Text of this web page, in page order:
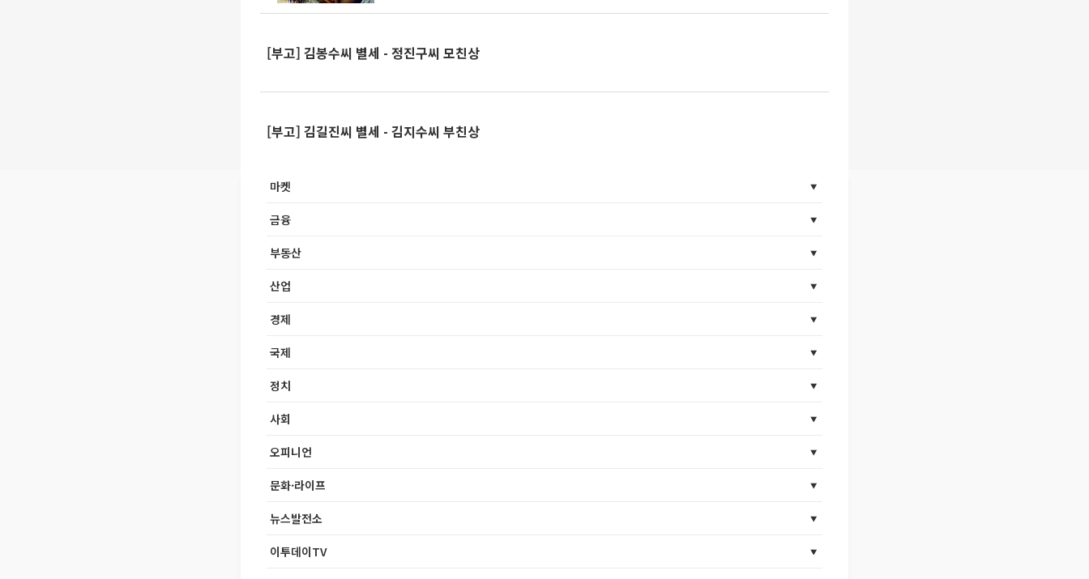
[부고] 김봉수씨 별세 - 정진구씨 모친상
[부고] 김길진씨 별세 - 김지수씨 부친상
마켓
금융
부동산
산업
경제
국제
정치
사회
오피니언
문화·라이프
뉴스발전소
이투데이TV